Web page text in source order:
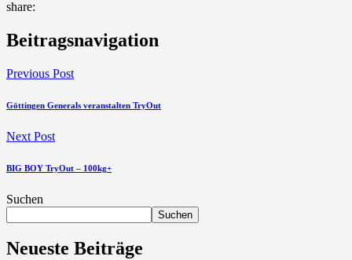
share:
Beitragsnavigation
Previous Post
Göttingen Generals veranstalten TryOut
Next Post
BIG BOY TryOut – 100kg+
Suchen
Suchen
Neueste Beiträge